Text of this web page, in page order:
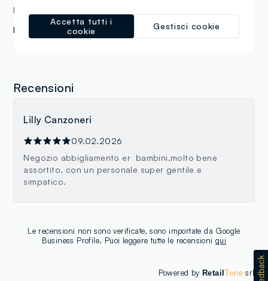
MARCHI
Fagottino
Recensioni
Lilly Canzoneri
09.02.2026
Negozio abbigliamento er bambini,molto bene
assortito, con un personale super gentile e
simpatico.
Le recensioni non sono verificate, sono importate da Google
Business Profile. Puoi leggere tutte le recensioniqui
Powered by RetailTunesrl
Gestisci cookie
Accetta tutti i
cookie